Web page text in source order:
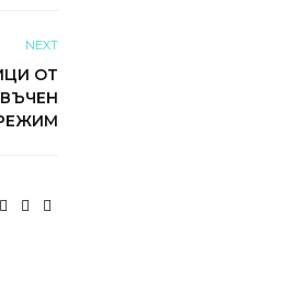
NEXT
ОТ